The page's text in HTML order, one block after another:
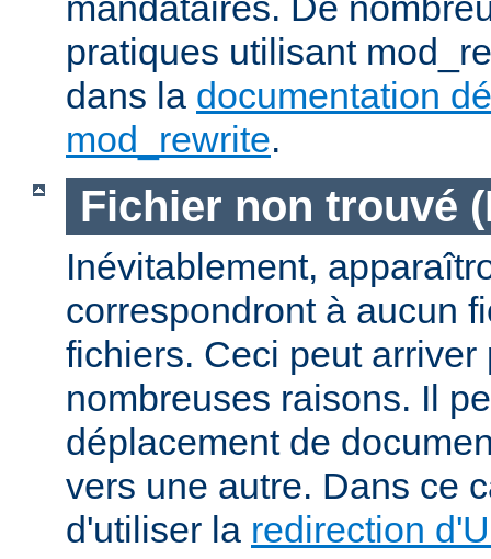
pratiques utilisant
dans la documentation
mod_rewrite.
Fichier non trouvé
Inévitablement,
correspondront à aucun
fichiers. Ceci peut arriver
nombreuses raisons. Il
déplacement de
vers une autre. Dans ce
d'utiliser la redirection